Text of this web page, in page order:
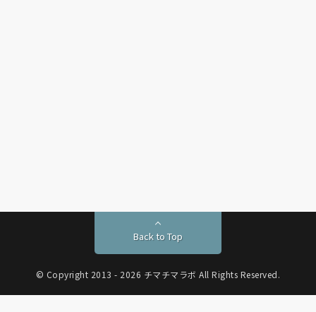
Back to Top
© Copyright 2013 - 2026 チマチマラボ All Rights Reserved.